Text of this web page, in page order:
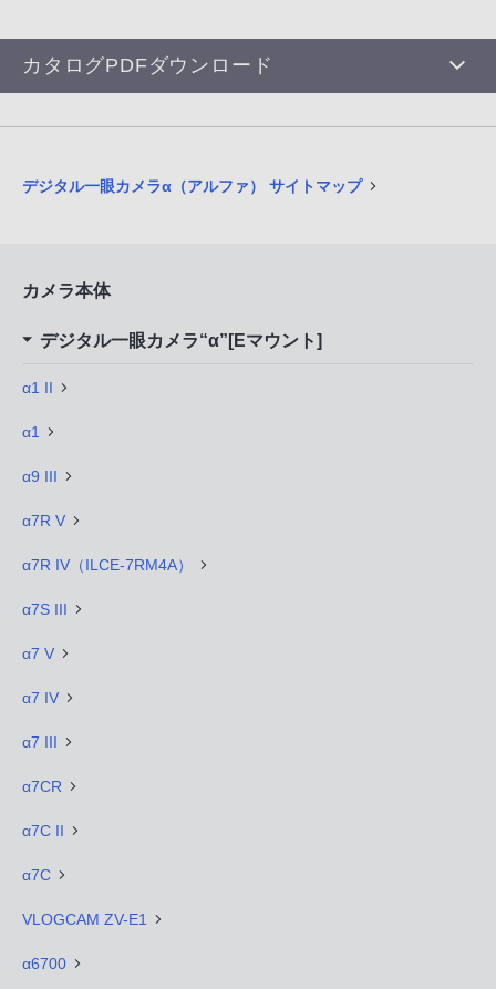
カタログPDFダウンロード
デジタル一眼カメラα（アルファ） サイトマップ
カメラ本体
デジタル一眼カメラ“α”[Eマウント]
α1 II
α1
α9 III
α7R V
α7R IV（ILCE-7RM4A）
α7S III
α7 V
α7 IV
α7 III
α7CR
α7C II
α7C
VLOGCAM ZV-E1
α6700